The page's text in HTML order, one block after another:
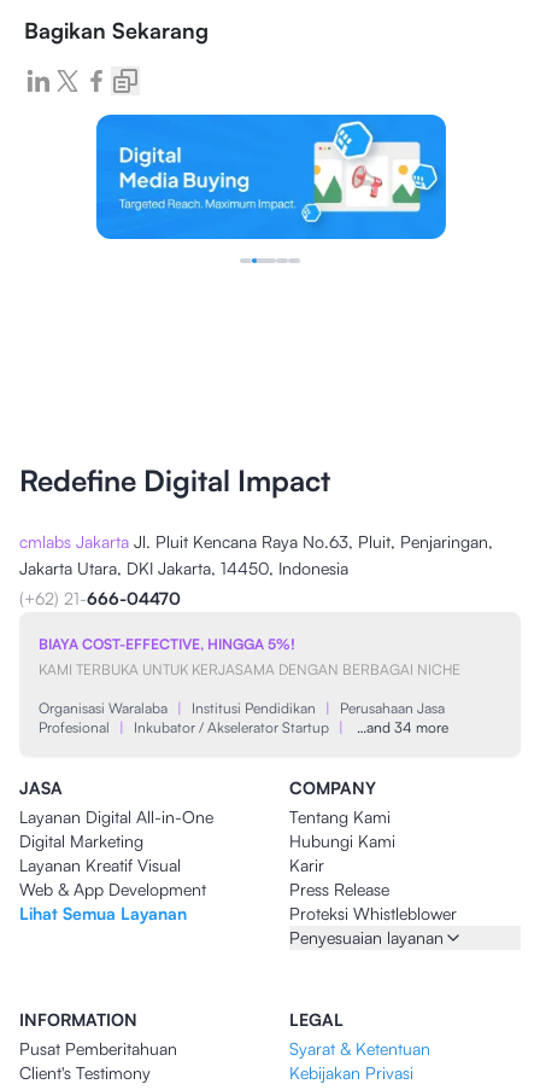
Bagikan Sekarang
Redefine Digital Impact
cmlabs Jakarta Jl. Pluit Kencana Raya No.63, Pluit, Penjaringan,
Jakarta Utara, DKI Jakarta, 14450, Indonesia
(+62) 21-666-04470
BIAYA COST-EFFECTIVE, HINGGA 5%!
KAMI TERBUKA UNTUK KERJASAMA DENGAN BERBAGAI NICHE
Organisasi Waralaba | Institusi Pendidikan |
Perusahaan Jasa
Profesional
| Inkubator / Akselerator Startup | …and 34 more
JASA
Layanan Digital All-in-One
Digital Marketing
Layanan Kreatif Visual
Web & App Development
Lihat Semua Layanan
COMPANY
Tentang Kami
Hubungi Kami
Karir
Press Release
Proteksi Whistleblower
Penyesuaian layanan
INFORMATION
Pusat Pemberitahuan
Client's Testimony
LEGAL
Syarat & Ketentuan
Kebijakan Privasi